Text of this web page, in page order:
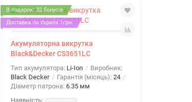
В подарок: 32 бонусів
Доставка по Україні 1грн.
Акумуляторна викрутка
Black&Decker CS3651LC
Тип акумулятора: Li-Ion
Виробник:
Black Decker
Гарантія (місяць): 24
Діаметр патрона: 6.35 мм